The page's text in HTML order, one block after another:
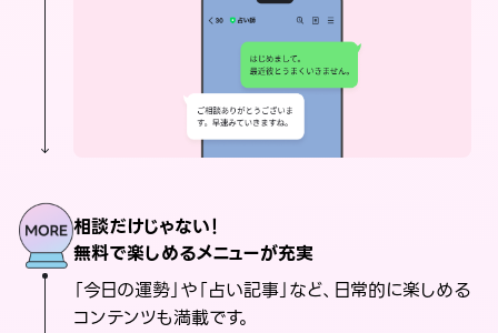
相談だけじゃない！
無料で楽しめるメニューが充実
「今日の運勢」や「占い記事」など、日常的に楽しめる
コンテンツも満載です。